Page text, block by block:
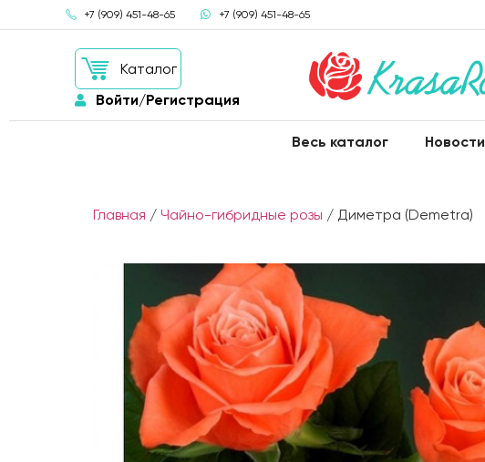
+7 (909) 451-48-65 +7 (909) 451-48-65
Каталог
Войти/Регистрация
Весь каталог Новости
Главная / Чайно-гибридные розы / Диметра (Demetra)